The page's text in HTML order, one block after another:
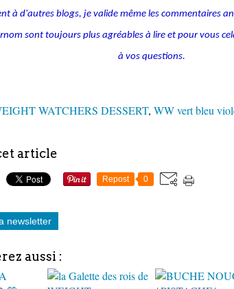
à d'autres blogs, je valide même les commentaires
sont toujours plus agréables à lire et pour vous
à vos questions.
WATCHERS DESSERT, WW vert bleu
article
Repost 0
newsletter
aussi :